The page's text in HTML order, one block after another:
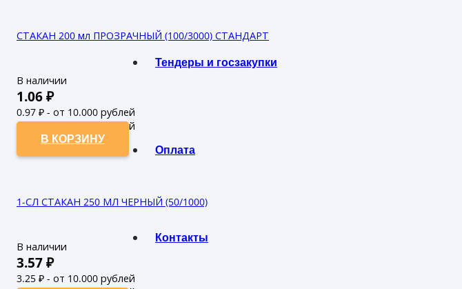
Тендеры и госзакупки
Оплата
Контакты
СТАКАН 200 мл ПРОЗРАЧНЫЙ (100/3000) СТАНДАРТ
В наличии
1.06₽
0.97 ₽ - от 10.000 рублей
0.88₽ - от 50.000 рублей
В КОРЗИНУ
1-СЛ СТАКАН 250 МЛ ЧЕРНЫЙ (50/1000)
В наличии
3.57₽
3.25 ₽ - от 10.000 рублей